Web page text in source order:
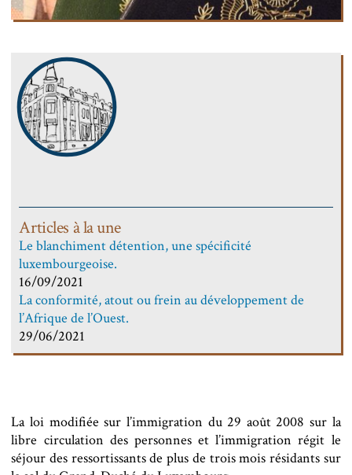
Articles à la une
Le blanchiment détention, une spécificité
luxembourgeoise.
16/09/2021
La conformité, atout ou frein au développement de
l’Afrique de l’Ouest.
29/06/2021
La loi modifiée sur l’immigration du 29 août 2008 sur la
libre circulation des personnes et l’immigration régit le
séjour des ressortissants de plus de trois mois résidants sur